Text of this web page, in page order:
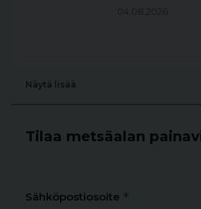
04.08.2026
Näytä lisää
Tilaa metsäalan
Sähköpostiosoite *